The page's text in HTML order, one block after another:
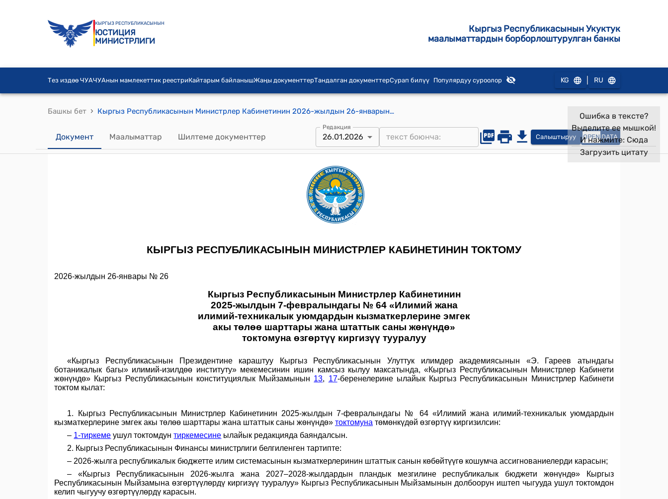
КЫРГЫЗ РЕСПУБЛИКАСЫНЫН
ЮСТИЦИЯ
МИНИСТРЛИГИ
Кыргыз Республикасынын Укуктук
маалыматтардын борборлоштурулган банкы
Тез издөө ЧУАЧУАнын мамлекеттик реестриКайтарым байланышЖаңы документтерТандалган документтерСурап билүү Популярдуу суроолор KG RU
Башкы бет › Кыргыз Республикасынын Министрлер Кабинетинин 2026-жылдын 26-январындагы № 26 "Кыргыз Республикасынын Министрлер Кабинетинин 2025-жылдын 7-февралындагы № 64 "Илимий жана илимий-техникалык уюмдардын кызматкерлерине эмгек акы төлөө шарттары жана штаттык саны жөнүндө" токтомуна өзгөртүү киргизүү тууралуу" токтому
Документ Маалыматтар Шилтеме документтер
Редакция
26.01.2026 Салыштыруу OPEN DATA
Ошибка в тексте?
Выделите ее мышкой!
И нажмите: Сюда
Загрузить цитату